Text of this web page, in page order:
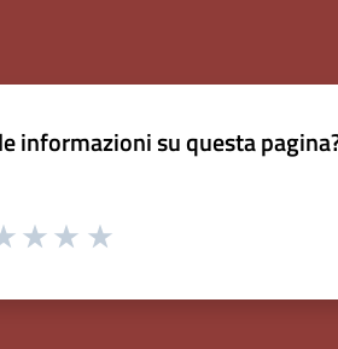
informazioni su questa